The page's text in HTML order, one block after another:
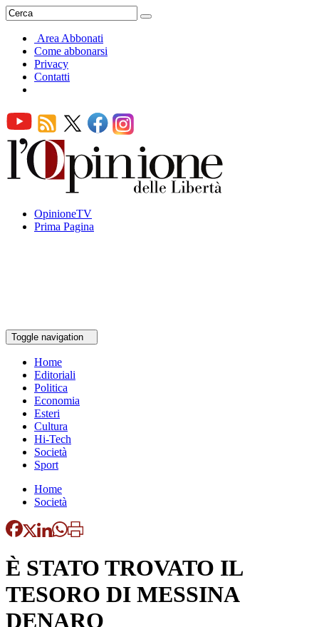
Area Abbonati
Come abbonarsi
Privacy
Contatti
OpinioneTV
Prima Pagina
Toggle navigation
Home
Editoriali
Politica
Economia
Esteri
Cultura
Hi-Tech
Società
Sport
Home
Società
È STATO TROVATO IL
TESORO DI MESSINA
DENARO